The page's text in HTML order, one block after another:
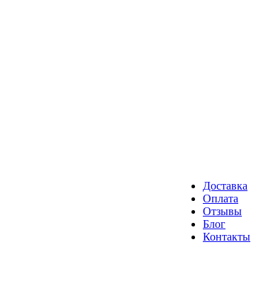
Доставка
Оплата
Отзывы
Блог
Контакты